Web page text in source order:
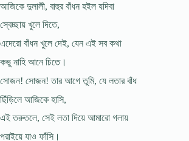
আজিকে দুলালী, বাহুর বাঁধন হইল যদিবা
স্বেচ্ছায় খুলে দিতে,
এদেরো বাঁধন খুলে দেই, যেন এই সব কথা
কভু নাহি আনে চিতে।
সোজন! সোজন! তার আগে তুমি, যে লতার বাঁধ
ছিঁড়িলে আজিকে হাসি,
এই তরুতলে, সেই লতা দিয়ে আমারো গলায়
পরাইয়ে যাও ফাঁসি।